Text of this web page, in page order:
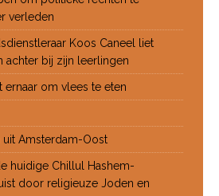
verleden
Koos Caneel liet
achter bij zijn leerlingen
ernaar om vlees te eten
Amsterdam-Oost
huidige Chillul Hashem-
door religieuze Joden en